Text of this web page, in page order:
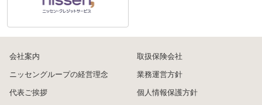
会社案内 取扱保険会社
ニッセングループの経営理念 業務運営方針
代表ご挨拶 個人情報保護方針